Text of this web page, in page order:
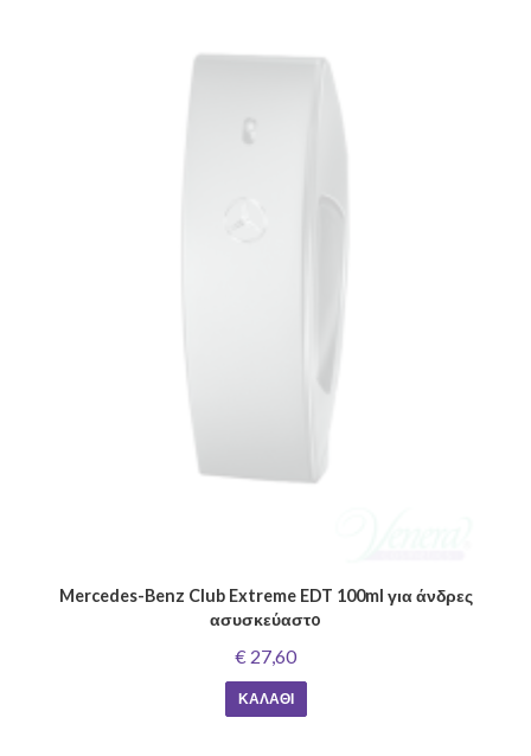
Mercedes-Benz Club Extreme EDT 100ml για άνδρες
ασυσκεύαστo
€ 27,60
ΚΑΛΆΘΙ